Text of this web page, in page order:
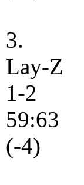
3.
Lay-Z
1-2
59:63
(-4)